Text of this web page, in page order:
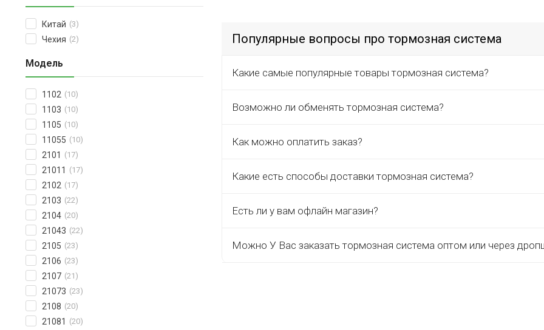
Китай (3)
Чехия (2)
Модель
1102 (10)
1103 (10)
1105 (10)
11055 (10)
2101 (17)
21011 (17)
2102 (17)
2103 (22)
2104 (20)
21043 (22)
2105 (23)
2106 (23)
2107 (21)
21073 (23)
2108 (20)
21081 (20)
Популярные вопросы про тормозная система
Какие самые популярные товары тормозная система?
Возможно ли обменять тормозная система?
Как можно оплатить заказ?
Какие есть способы доставки тормозная система?
Есть ли у вам офлайн магазин?
Можно У Вас заказать тормозная система оптом или через